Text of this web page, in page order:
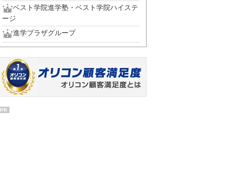
ベスト学院進学塾・ベスト学院ハイステ
ージ
進学プラザグループ
PR